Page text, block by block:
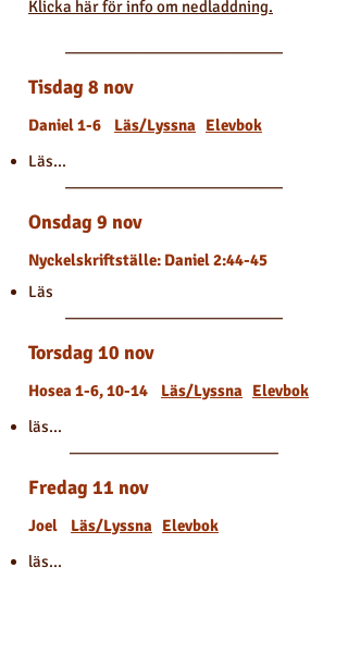
Klicka här för info om nedladdning.
Tisdag 8 nov
Daniel 1-6 Läs/Lyssna
Elevbok
Läs...
Onsdag 9 nov
Nyckelskriftställe: Daniel 2:44-45
Läs
Torsdag 10 nov
Hosea 1-6, 10-14 Läs/Lyssna
Elevbok
läs...
Fredag 11 nov
Joel Läs/Lyssna
Elevbok
läs...